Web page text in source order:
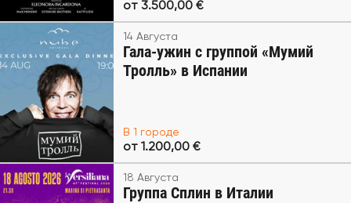
от 3.500,00 €
14 Августа
Гала-ужин с группой «Мумий
Тролль» в Испании
В 1 городе
от 1.200,00 €
18 Августа
Группа Сплин в Италии